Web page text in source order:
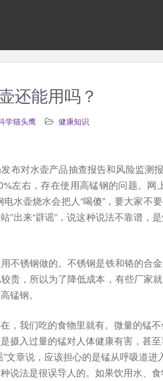
还能用吗？
学猫头鹰 健康知识
布对水壶产品抽查报告和风险监测
左右，存在使用高锰钢的问题。网
电水壶烧水会把人“喝傻”，要大家不
站”出来“辟谣”，说这种说法不靠谱
不锈钢做的。不锈钢是铁和铬的合
贵，所以为了降低成本，有些厂家
锰钢。
，我们吃的食物里就有。微量的锰
摄入过量的锰对人体健康有害，甚
”文章说，应该担心的是锰从呼吸道
说法是很误导人的。如果饮用水、